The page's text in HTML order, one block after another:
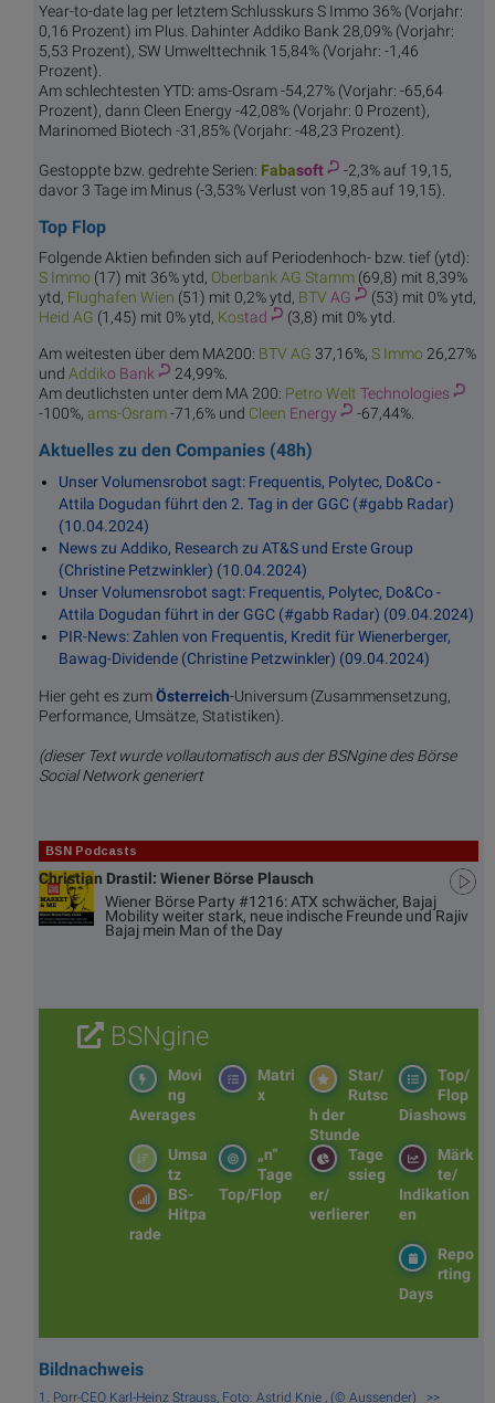
Year-to-date lag per letztem Schlusskurs S Immo 36% (Vorjahr:
0,16 Prozent) im Plus. Dahinter Addiko Bank 28,09% (Vorjahr:
5,53 Prozent), SW Umwelttechnik 15,84% (Vorjahr: -1,46
Prozent).
Am schlechtesten YTD: ams-Osram -54,27% (Vorjahr: -65,64
Prozent), dann Cleen Energy -42,08% (Vorjahr: 0 Prozent),
Marinomed Biotech -31,85% (Vorjahr: -48,23 Prozent).
Gestoppte bzw. gedrehte Serien: Fabasoft
-2,3% auf 19,15,
davor 3 Tage im Minus (-3,53% Verlust von 19,85 auf 19,15).
Top Flop
Folgende Aktien befinden sich auf Periodenhoch- bzw. tief (ytd):
S Immo (17) mit 36% ytd, OberbankAG Stamm (69,8) mit 8,39%
ytd, Flughafen Wien (51) mit 0,2% ytd, BTVAG
(53) mit 0% ytd,
Heid AG (1,45) mit 0% ytd, Kostad (3,8) mit 0% ytd.
Am weitesten über dem MA200: BTVAG 37,16%, S Immo26,27%
und Addiko Bank
24,99%.
Am deutlichsten unter dem MA 200: Petro Welt Technologies
-100%, ams-Osram-71,6% und Cleen Energy -67,44%.
Aktuelles zu den Companies (48h)
Unser Volumensrobot sagt: Frequentis, Polytec, Do&Co -
Attila Dogudan führt den 2. Tag in der GGC (#gabb Radar)
(10.04.2024)
News zu Addiko, Research zu AT&S und Erste Group
(Christine Petzwinkler) (10.04.2024)
Unser Volumensrobot sagt: Frequentis, Polytec, Do&Co -
Attila Dogudan führt in der GGC (#gabb Radar) (09.04.2024)
PIR-News: Zahlen von Frequentis, Kredit für Wienerberger,
Bawag-Dividende (Christine Petzwinkler) (09.04.2024)
Hier geht es zumÖsterreich-Universum (Zusammensetzung,
Performance, Umsätze, Statistiken).
(dieser Text wurde vollautomatisch aus der BSNgine des Börse
Social Network generiert
BSN Podcasts
Christian Drastil: Wiener Börse Plausch
Wiener Börse Party #1216: ATX schwächer, Bajaj
Mobility weiter stark, neue indische Freunde und Rajiv
Bajaj mein Man of the Day
BSNgine
Top/
Flop
Diashows
Star/
Rutsc
h der
Stunde
Matri
x
Movi
ng
Averages
Märk
te/
Indikation
en
Tage
ssieg
er/
verlierer
„n“
Tage
Top/Flop
Umsa
tz
BS-
Hitpa
rade
Repo
rting
Days
Bildnachweis
1. Porr-CEO Karl-Heinz Strauss, Foto: Astrid Knie , (© Aussender) >>